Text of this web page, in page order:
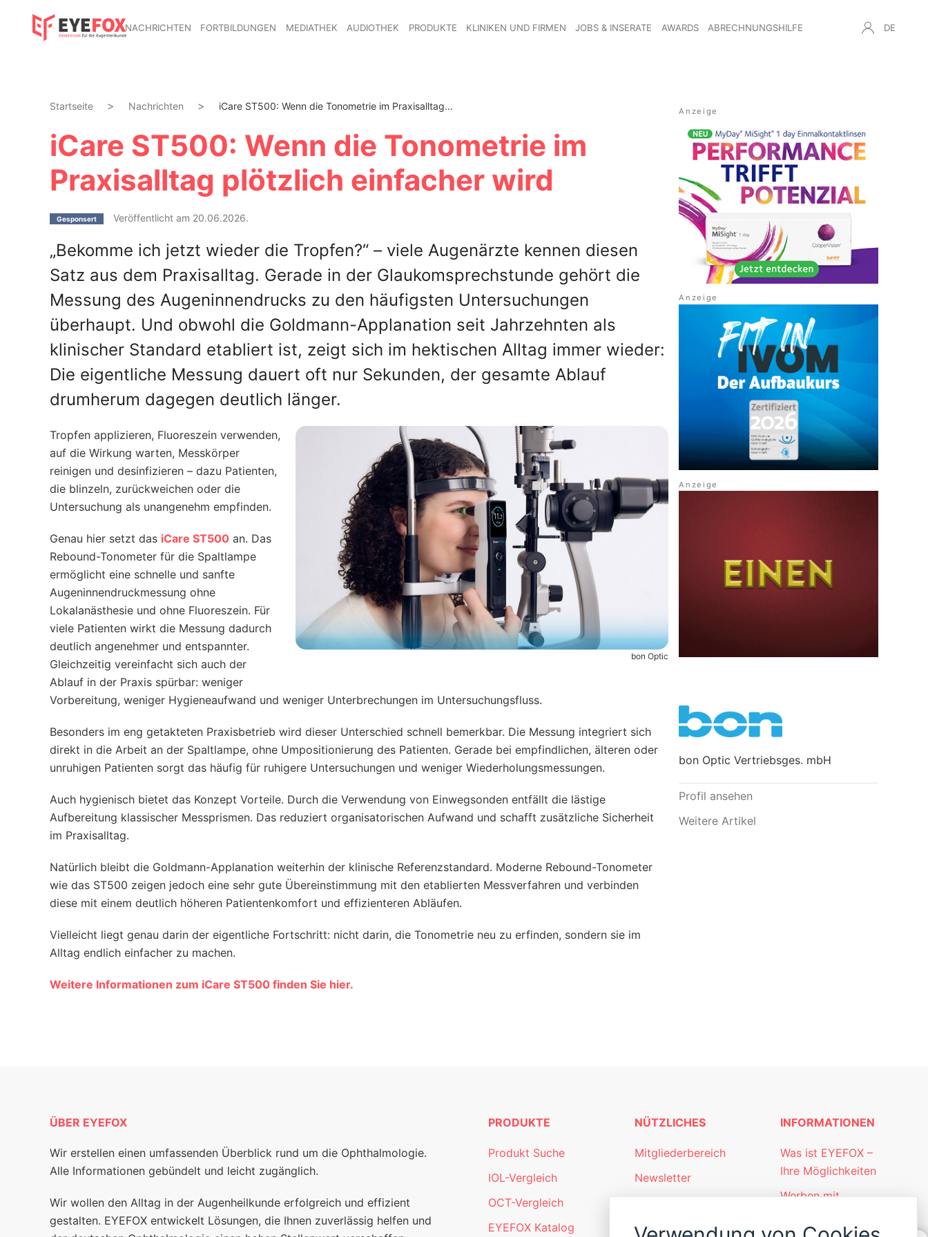
NACHRICHTEN FORTBILDUNGEN MEDIATHEK AUDIOTHEK PRODUKTE KLINIKEN UND FIRMEN JOBS & INSERATE AWARDS ABRECHNUNGSHILFE DE
Startseite Nachrichten iCare ST500: Wenn die Tonometrie im Praxisalltag...
iCare ST500: Wenn die Tonometrie im
Praxisalltag plötzlich einfacher wird
Gesponsert Veröffentlicht am 20.06.2026.
„Bekomme ich jetzt wieder die Tropfen?“ – viele Augenärzte kennen diesen
Satz aus dem Praxisalltag. Gerade in der Glaukomsprechstunde gehört die
Messung des Augeninnendrucks zu den häufigsten Untersuchungen
überhaupt. Und obwohl die Goldmann-Applanation seit Jahrzehnten als
klinischer Standard etabliert ist, zeigt sich im hektischen Alltag immer wieder:
Die eigentliche Messung dauert oft nur Sekunden, der gesamte Ablauf
drumherum dagegen deutlich länger.
bon Optic
Tropfen applizieren, Fluoreszein verwenden,
auf die Wirkung warten, Messkörper
reinigen und desinfizieren – dazu Patienten,
die blinzeln, zurückweichen oder die
Untersuchung als unangenehm empfinden.
Genau hier setzt das iCare ST500 an. Das
Rebound-Tonometer für die Spaltlampe
ermöglicht eine schnelle und sanfte
Augeninnendruckmessung ohne
Lokalanästhesie und ohne Fluoreszein. Für
viele Patienten wirkt die Messung dadurch
deutlich angenehmer und entspannter.
Gleichzeitig vereinfacht sich auch der
Ablauf in der Praxis spürbar: weniger
Vorbereitung, weniger Hygieneaufwand und weniger Unterbrechungen im Untersuchungsfluss.
Besonders im eng getakteten Praxisbetrieb wird dieser Unterschied schnell bemerkbar. Die Messung integriert sich
direkt in die Arbeit an der Spaltlampe, ohne Umpositionierung des Patienten. Gerade bei empfindlichen, älteren oder
unruhigen Patienten sorgt das häufig für ruhigere Untersuchungen und weniger Wiederholungsmessungen.
Auch hygienisch bietet das Konzept Vorteile. Durch die Verwendung von Einwegsonden entfällt die lästige
Aufbereitung klassischer Messprismen. Das reduziert organisatorischen Aufwand und schafft zusätzliche Sicherheit
im Praxisalltag.
Natürlich bleibt die Goldmann-Applanation weiterhin der klinische Referenzstandard. Moderne Rebound-Tonometer
wie das ST500 zeigen jedoch eine sehr gute Übereinstimmung mit den etablierten Messverfahren und verbinden
diese mit einem deutlich höheren Patientenkomfort und effizienteren Abläufen.
Vielleicht liegt genau darin der eigentliche Fortschritt: nicht darin, die Tonometrie neu zu erfinden, sondern sie im
Alltag endlich einfacher zu machen.
Weitere Informationen zum iCare ST500 finden Sie hier.
bon Optic Vertriebsges. mbH
Profil ansehen
Weitere Artikel
ÜBER EYEFOX
Wir erstellen einen umfassenden Überblick rund um die Ophthalmologie.
Alle Informationen gebündelt und leicht zugänglich.
Wir wollen den Alltag in der Augenheilkunde erfolgreich und effizient
gestalten. EYEFOX entwickelt Lösungen, die Ihnen zuverlässig helfen und
PRODUKTE
Produkt Suche
IOL-Vergleich
OCT-Vergleich
EYEFOX Katalog
NÜTZLICHES
Mitgliederbereich
Newsletter
INFORMATIONEN
Was ist EYEFOX –
Ihre Möglichkeiten
Werben mit